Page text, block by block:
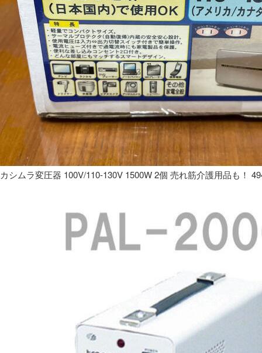
カシムラ変圧器 100V/110-130V 1500W 2個 売れ筋介護用品も！